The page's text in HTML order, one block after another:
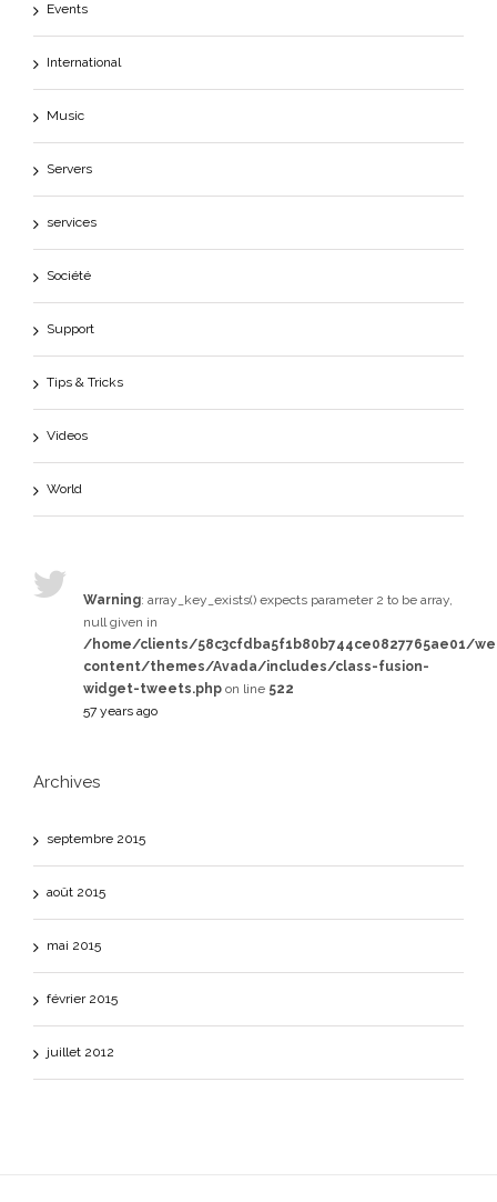
Events
International
Music
Servers
services
Société
Support
Tips & Tricks
Videos
World
Warning: array_key_exists() expects parameter 2 to be array,
null given in
/home/clients/58c3cfdba5f1b80b744ce0827765ae01/
content/themes/Avada/includes/class-fusion-
widget-tweets.php on line 522
57 years ago
Archives
septembre 2015
août 2015
mai 2015
février 2015
juillet 2012